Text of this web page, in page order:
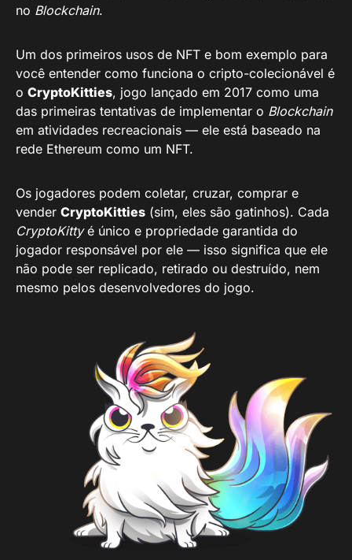
no Blockchain.
Um dos primeiros usos de NFT e bom exemplo para
você entender como funciona o cripto-colecionável é
o CryptoKitties, jogo lançado em 2017 como uma
das primeiras tentativas de implementar o Blockchain
em atividades recreacionais — ele está baseado na
rede Ethereum como um NFT.
Os jogadores podem coletar, cruzar, comprar e
vender CryptoKitties (sim, eles são gatinhos). Cada
CryptoKittyé único e propriedade garantida do
jogador responsável por ele — isso significa que ele
não pode ser replicado, retirado ou destruído, nem
mesmo pelos desenvolvedores do jogo.